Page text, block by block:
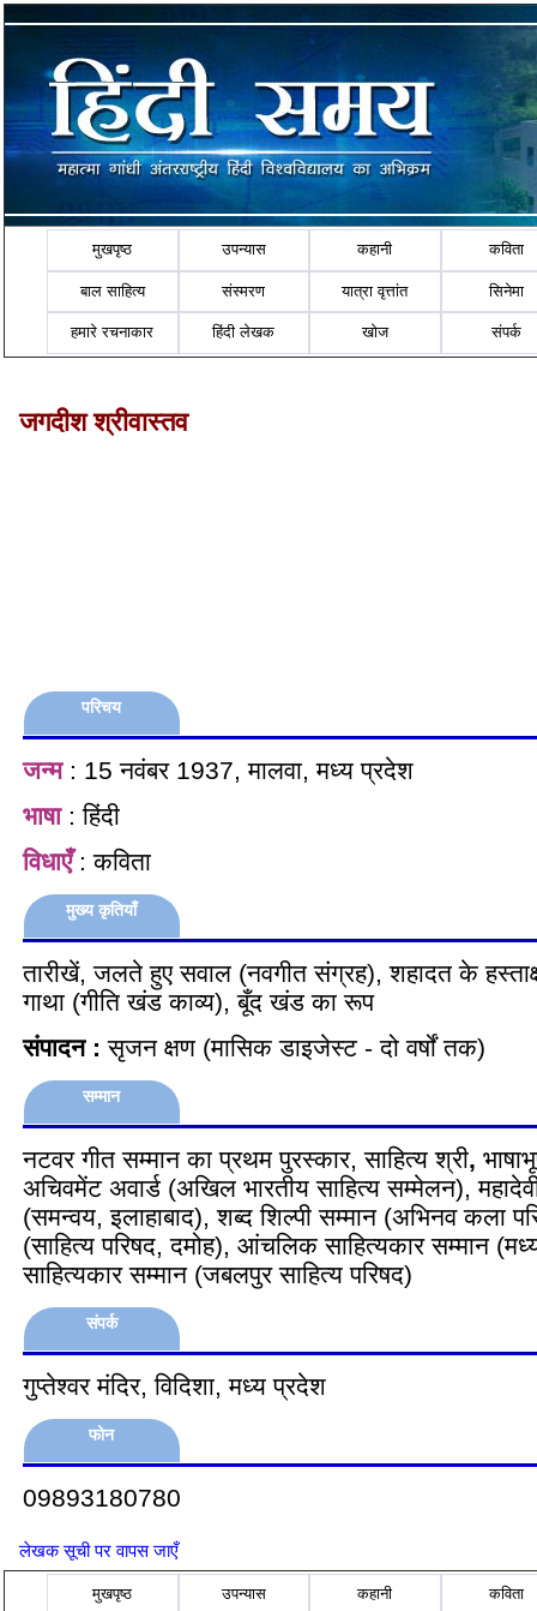
मुखपृष्ठ उपन्यास कहानी कविता
बाल साहित्य संस्मरण यात्रा वृत्तांत सिनेमा
हमारे रचनाकार हिंदी लेखक खोज संपर्क
जगदीश श्रीवास्तव
परिचय
जन्म: 15 नवंबर 1937, मालवा, मध्य प्रदेश
भाषा: हिंदी
विधाएँ: कविता
मुख्य कृतियाँ
तारीखें, जलते हुए सवाल (नवगीत संग्रह), शहादत के
गाथा (गीति खंड काव्य), बूँद खंड का रूप
संपादन : सृजन क्षण (मासिक डाइजेस्ट - दो वर्षों तक)
सम्मान
नटवर गीत सम्मान का प्रथम पुरस्कार, साहित्य श्री,
अचिवमेंट अवार्ड (अखिल भारतीय साहित्य सम्मेलन), महादेवी
(समन्वय, इलाहाबाद), शब्द शिल्पी सम्मान (अभिनव कला
(साहित्य परिषद, दमोह), आंचलिक साहित्यकार सम्मान
साहित्यकार सम्मान (जबलपुर साहित्य परिषद)
संपर्क
गुप्तेश्वर मंदिर, विदिशा, मध्य प्रदेश
फोन
09893180780
लेखक सूची पर वापस जाएँ
मुखपृष्ठ उपन्यास कहानी कविता